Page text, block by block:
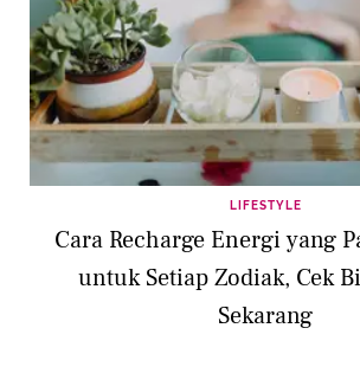
LIFESTYLE
Cara Recharge Energi yang
untuk Setiap Zodiak, Cek
Sekarang